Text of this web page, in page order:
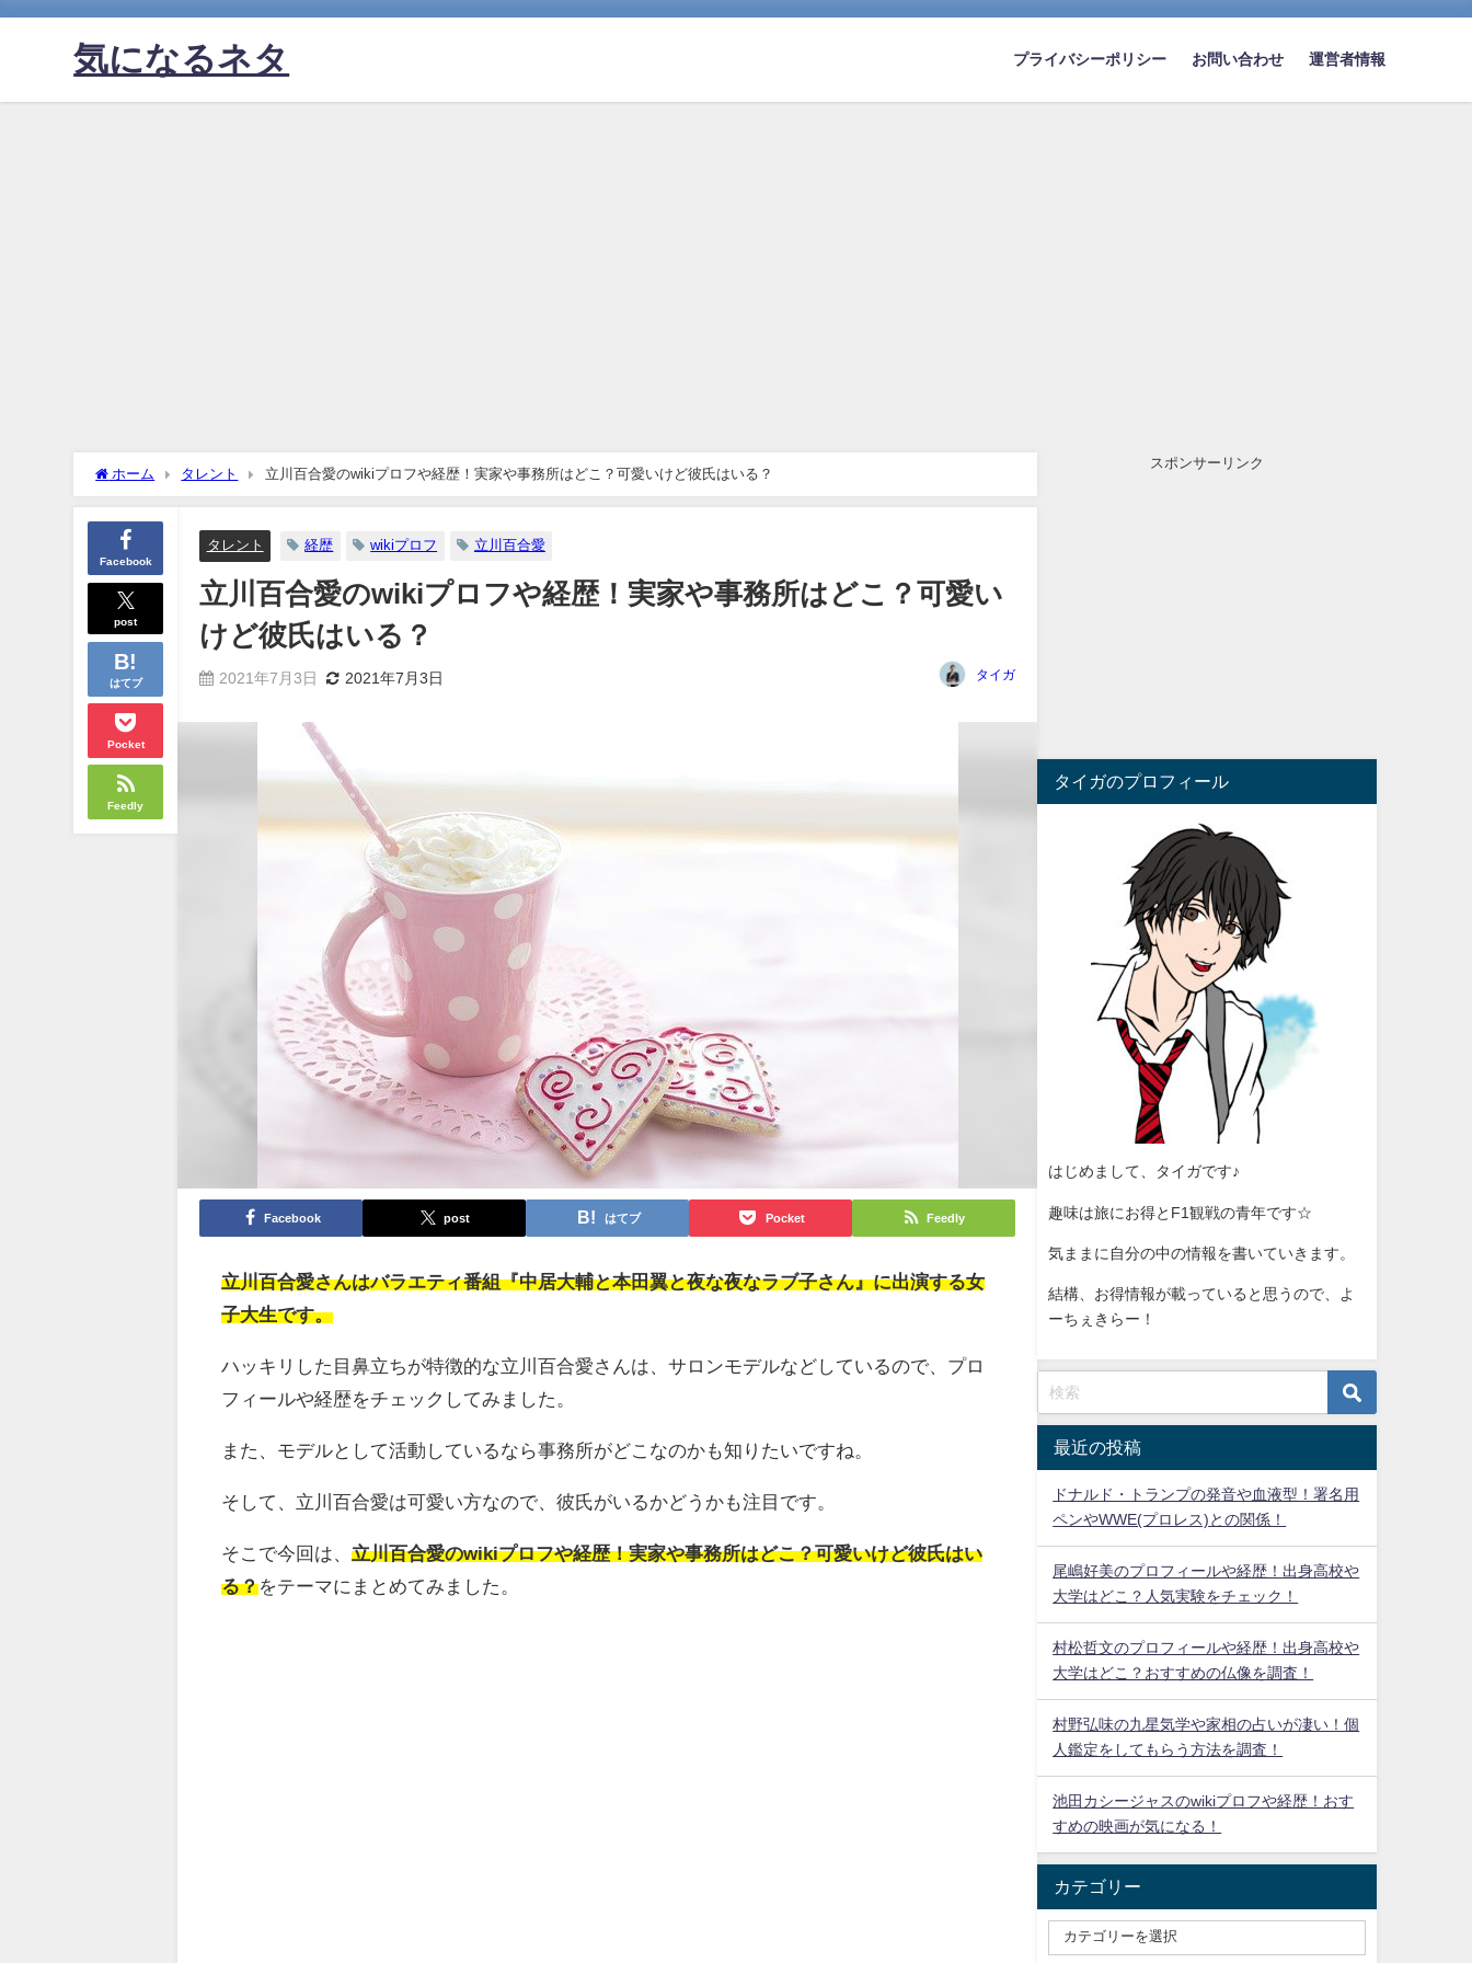
気になるネタ プライバシーポリシー お問い合わせ 運営者情報
ホーム タレント 立川百合愛のwikiプロフや経歴！実家や事務所はどこ？可愛いけど彼氏はいる？
Facebook
post
はてブ
Pocket
Feedly
タレント 経歴 wikiプロフ 立川百合愛
立川百合愛のwikiプロフや経歴！実家や事務所はどこ？可愛い
けど彼氏はいる？
2021年7月3日 2021年7月3日 タイガ
Facebook post はてブ Pocket Feedly
立川百合愛さんはバラエティ番組『中居大輔と本田翼と夜な夜なラブ子さん』に出演する女
子大生です。
ハッキリした目鼻立ちが特徴的な立川百合愛さんは、サロンモデルなどしているので、プロ
フィールや経歴をチェックしてみました。
また、モデルとして活動しているなら事務所がどこなのかも知りたいですね。
そして、立川百合愛は可愛い方なので、彼氏がいるかどうかも注目です。
そこで今回は、立川百合愛のwikiプロフや経歴！実家や事務所はどこ？可愛いけど彼氏はい
る？をテーマにまとめてみました。
スポンサーリンク
タイガのプロフィール
はじめまして、タイガです♪
趣味は旅にお得とF1観戦の青年です☆
気ままに自分の中の情報を書いていきます。
結構、お得情報が載っていると思うので、よ
ーちぇきらー！
最近の投稿
ドナルド・トランプの発音や血液型！署名用
ペンやWWE(プロレス)との関係！
尾嶋好美のプロフィールや経歴！出身高校や
大学はどこ？人気実験をチェック！
村松哲文のプロフィールや経歴！出身高校や
大学はどこ？おすすめの仏像を調査！
村野弘味の九星気学や家相の占いが凄い！個
人鑑定をしてもらう方法を調査！
池田カシージャスのwikiプロフや経歴！おす
すめの映画が気になる！
カテゴリー